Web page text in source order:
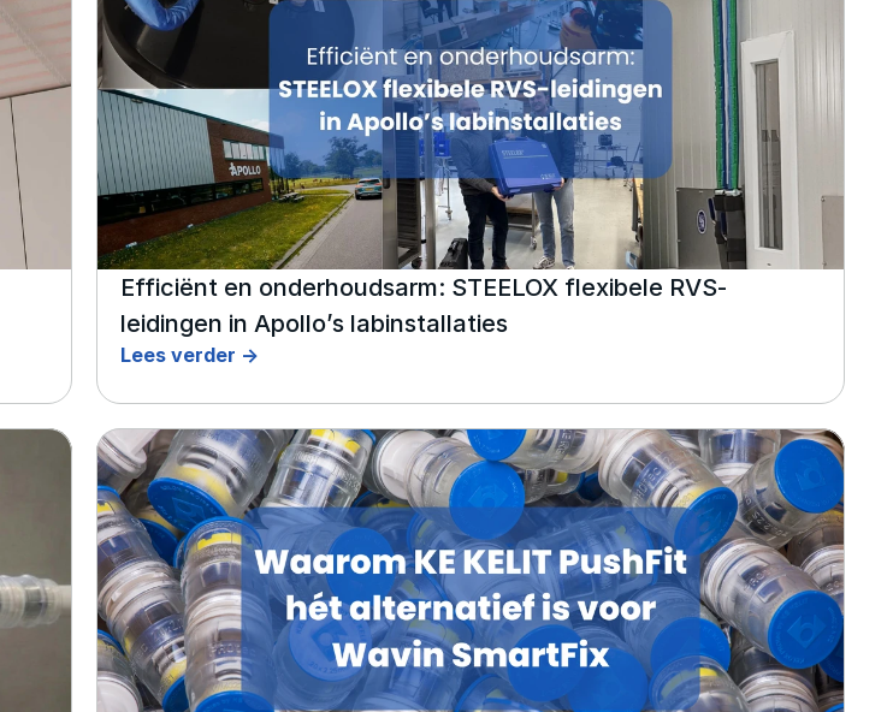
Efficiënt en onderhoudsarm: STEELOX flexibele RVS-
leidingen in Apollo’s labinstallaties
Lees verder ->